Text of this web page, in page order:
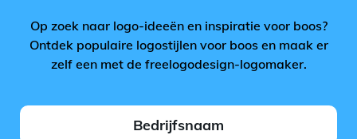
Op zoek naar logo-ideeën en inspiratie voor boos?
Ontdek populaire logostijlen voor boos en maak er
zelf een met de freelogodesign-logomaker.